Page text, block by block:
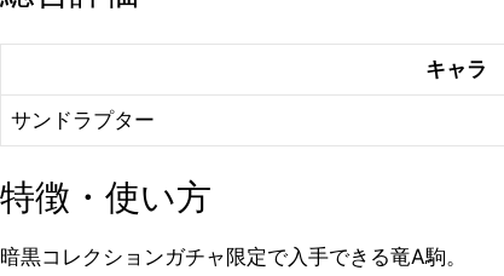
キャラ
サンドラプター
特徴・使い方
暗黒コレクションガチャ限定で入手できる竜A駒。